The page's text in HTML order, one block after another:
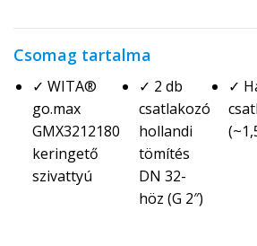
Csomag tartalma
✓ WITA®
go.max
GMX3212180
keringető
szivattyú
✓ 2 db
csatlakozó
hollandi
tömítés
DN 32-
höz (G 2″)
✓